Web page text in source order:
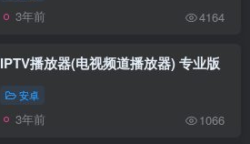
3年前 4164
IPTV播放器(电视频道播放器) 专业版
安卓
3年前 1066